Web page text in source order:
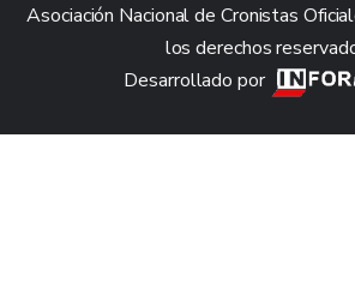
Asociación Nacional de Cronistas
los derechos
Desarrollado por